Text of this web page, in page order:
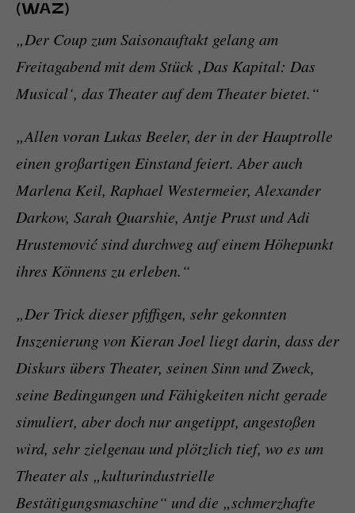
(WAZ)
„Der Coup zum Saisonauftakt gelang am
Freitagabend mit dem Stück ‚Das Kapital: Das
Musical‘, das Theater auf dem Theater bietet.“
„Allen voran Lukas Beeler, der in der Hauptrolle
einen großartigen Einstand feiert. Aber auch
Marlena Keil, Raphael Westermeier, Alexander
Darkow, Sarah Quarshie, Antje Prust und Adi
Hrustemović sind durchweg auf einem Höhepunkt
ihres Könnens zu erleben.“
„Der Trick dieser pfiffigen, sehr gekonnten
Inszenierung von Kieran Joel liegt darin, dass der
Diskurs übers Theater, seinen Sinn und Zweck,
seine Bedingungen und Fähigkeiten nicht gerade
simuliert, aber doch nur angetippt, angestoßen
wird, sehr zielgenau und plötzlich tief, wo es um
Theater als „kulturindustrielle
Bestätigungsmaschine“ und die „schmerzhafte